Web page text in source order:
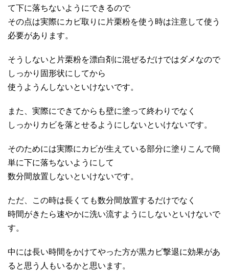
て下に落ちないようにできるので
その点は実際にカビ取りに片栗粉を使う時は注意して使う
必要があります。
そうしないと片栗粉を漂白剤に混ぜるだけではダメなので
しっかり固形状にしてから
使うようんしないといけないです。
また、実際にできてからも壁に塗って終わりでなく
しっかりカビを落とせるようにしないといけないです。
そのためには実際にカビが生えている部分に塗りこんで簡
単に下に落ちないようにして
数分間放置しないといけないです。
ただ、この時は長くても数分間放置するだけでなく
時間がきたら速やかに洗い流すようにしないといけないで
す。
中には長い時間をかけてやった方が黒カビ撃退に効果があ
ると思う人もいるかと思います。